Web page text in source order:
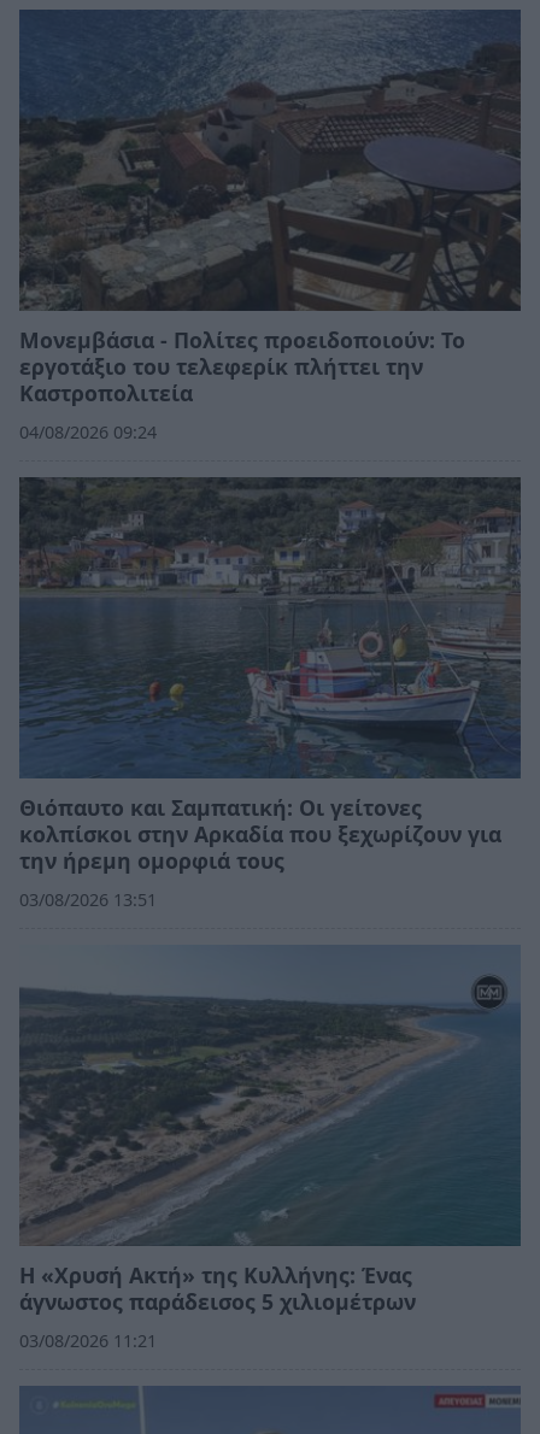
Μονεμβάσια - Πολίτες προειδοποιούν: Το
εργοτάξιο του τελεφερίκ πλήττει την
Καστροπολιτεία
04/08/2026 09:24
Θιόπαυτο και Σαμπατική: Οι γείτονες
κολπίσκοι στην Αρκαδία που ξεχωρίζουν για
την ήρεμη ομορφιά τους
03/08/2026 13:51
Η «Χρυσή Ακτή» της Κυλλήνης: Ένας
άγνωστος παράδεισος 5 χιλιομέτρων
03/08/2026 11:21